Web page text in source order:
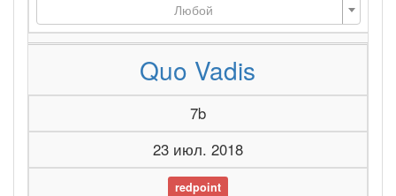
Любой
Quo Vadis
7b
23 июл. 2018
redpoint